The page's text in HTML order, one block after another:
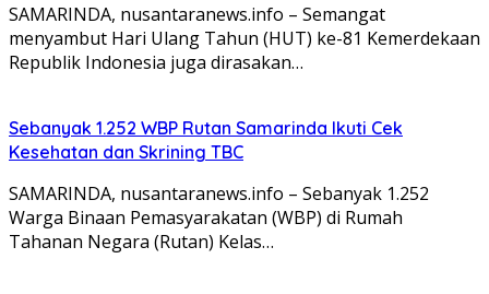
SAMARINDA, nusantaranews.info – Semangat
menyambut Hari Ulang Tahun (HUT) ke-81 Kemerdekaan
Republik Indonesia juga dirasakan…
Sebanyak 1.252 WBP Rutan Samarinda Ikuti Cek
Kesehatan dan Skrining TBC
SAMARINDA, nusantaranews.info – Sebanyak 1.252
Warga Binaan Pemasyarakatan (WBP) di Rumah
Tahanan Negara (Rutan) Kelas…